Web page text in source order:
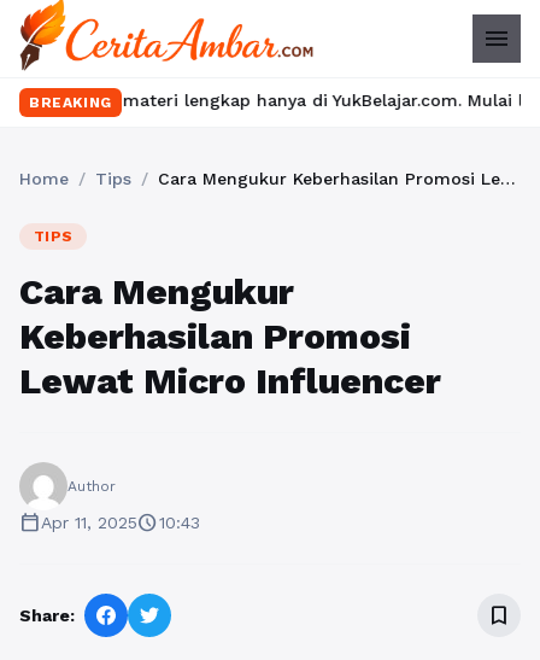
menu
BREAKING
lengkap hanya di YukBelajar.com. Mulai langkah
Home / Tips / Cara Mengukur Keberhasilan Promosi Lewat Micro Influencer
TIPS
Cara Mengukur
Keberhasilan Promosi
Lewat Micro Influencer
Author
calendar_todayApr 11, 2025schedule10:43
Share: bookmark_border